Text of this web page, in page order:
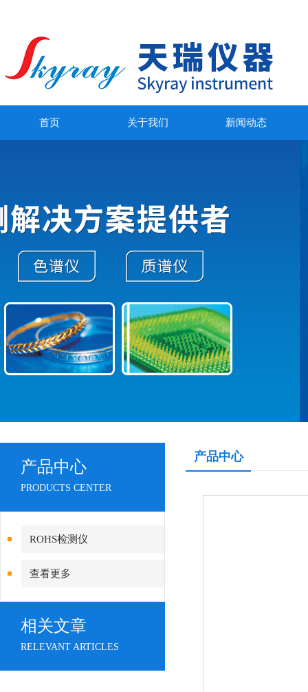
首页 关于我们 新闻动态
产品中心
PRODUCTS CENTER
ROHS检测仪
查看更多
相关文章
RELEVANT ARTICLES
产品中心